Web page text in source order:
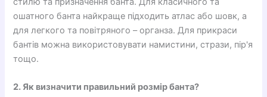
ошатного банта найкраще підходить атлас або шовк, а
для легкого та повітряного – органза. Для прикраси
бантів можна використовувати намистини, стрази, пір'я
тощо.
2. Як визначити правильний розмір банта?